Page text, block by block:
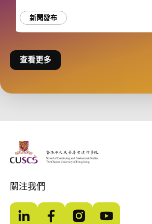
新聞發布
查看更多
The Chinese Univeristy of hong Kong
關注我們
LinkedInFacebookInstagramYouTube